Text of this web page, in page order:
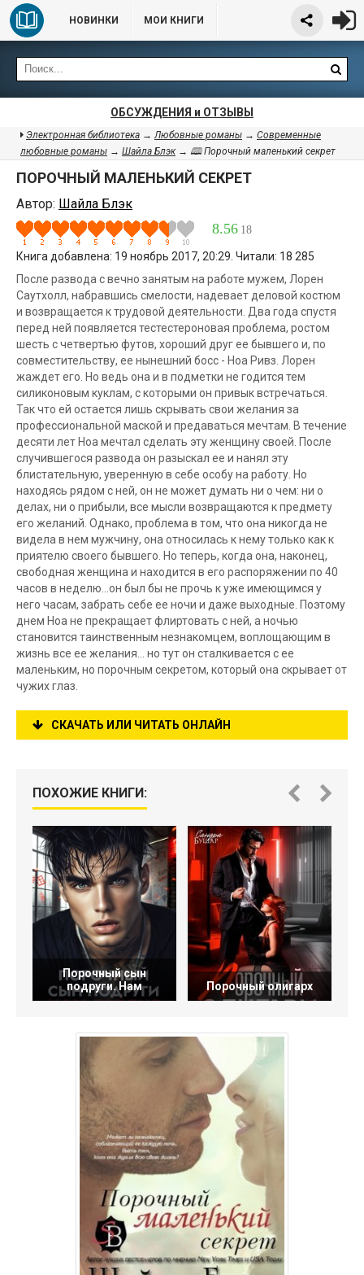
НОВИНКИ МОИ КНИГИ
ОБСУЖДЕНИЯ и ОТЗЫВЫ
Электронная библиотека →Любовные романы → Современные
любовные романы → Шайла Блэк→ 🕮 Порочный маленький секрет
ПОРОЧНЫЙ МАЛЕНЬКИЙ СЕКРЕТ
Автор: Шайла Блэк
8.56 18
Книга добавлена: 19 ноябрь 2017, 20:29. Читали: 18 285
После развода с вечно занятым на работе мужем, Лорен
Саутхолл, набравшись смелости, надевает деловой костюм
и возвращается к трудовой деятельности. Два года спустя
перед ней появляется тестестероновая проблема, ростом
шесть с четвертью футов, хороший друг ее бывшего и, по
совместительству, ее нынешний босс - Ноа Ривз. Лорен
жаждет его. Но ведь она и в подметки не годится тем
силиконовым куклам, с которыми он привык встречаться.
Так что ей остается лишь скрывать свои желания за
профессиональной маской и предаваться мечтам. В течение
десяти лет Ноа мечтал сделать эту женщину своей. После
случившегося развода он разыскал ее и нанял эту
блистательную, уверенную в себе особу на работу. Но
находясь рядом с ней, он не может думать ни о чем: ни о
делах, ни о прибыли, все мысли возвращаются к предмету
его желаний. Однако, проблема в том, что она никогда не
видела в нем мужчину, она относилась к нему только как к
приятелю своего бывшего. Но теперь, когда она, наконец,
свободная женщина и находится в его распоряжении по 40
часов в неделю...он был бы не прочь к уже имеющимся у
него часам, забрать себе ее ночи и даже выходные. Поэтому
днем Ноа не прекращает флиртовать с ней, а ночью
становится таинственным незнакомцем, воплощающим в
жизнь все ее желания… но тут он сталкивается с ее
маленьким, но порочным секретом, который она скрывает от
чужих глаз.
СКАЧАТЬ ИЛИ ЧИТАТЬ ОНЛАЙН
ПОХОЖИЕ КНИГИ:
Порочный сын
подруги. Нам
Порочный олигарх